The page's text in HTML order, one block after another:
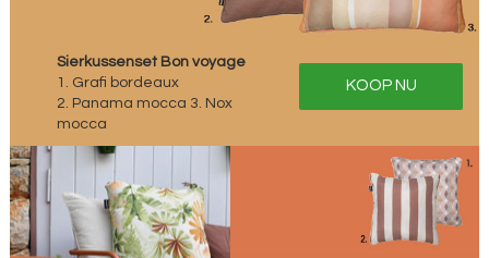
Sierkussenset Bon voyage
1. Grafi bordeaux
2. Panama mocca 3. Nox
mocca
KOOP NU